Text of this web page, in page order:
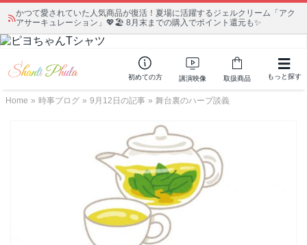
かつて愛されていた人気商品が復活！夏場に活躍するジェルクリーム「アク
アサーキュレーション」💖🏖️ 8月末までの購入でポイント還元も✨
初めての方 講演映像 取扱商品 もっと探す
Home » 時事ブログ » 9月12日の記事 » 舞台裏のハーブ談義